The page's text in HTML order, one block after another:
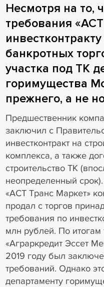
Несмотря на то,
требования
банкротных
участка под ТК
горимущества
прежнего, а не
Предшественник
заключил с
инвестконтракт на
комплекса, а также
строительство ТК
неопределенный
«АСТ Транс Маркет»
продал с торгов
требования по
млн рублей. По
«Аграркредит Эссет
2019 году был
требований. Однако
департаменту